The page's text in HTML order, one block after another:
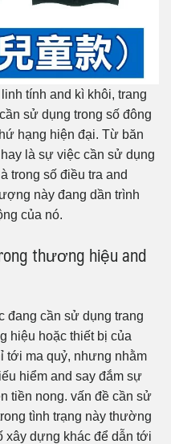
tính and kì khôi, trang
sử dụng trong số đông
hạng hiện đại. Từ băn
là sự việc cần sử dụng
trong số điều tra and
này đang dần trình
của nó.
thương hiệu and
đang cần sử dụng trang
hiệu hoặc thiết bị của
tới ma quỷ, nhưng nhằm
hiểm and say đắm sự
tiền nong. vấn đề cần sử
tình trạng này thường
xây dựng khác để dẫn tới